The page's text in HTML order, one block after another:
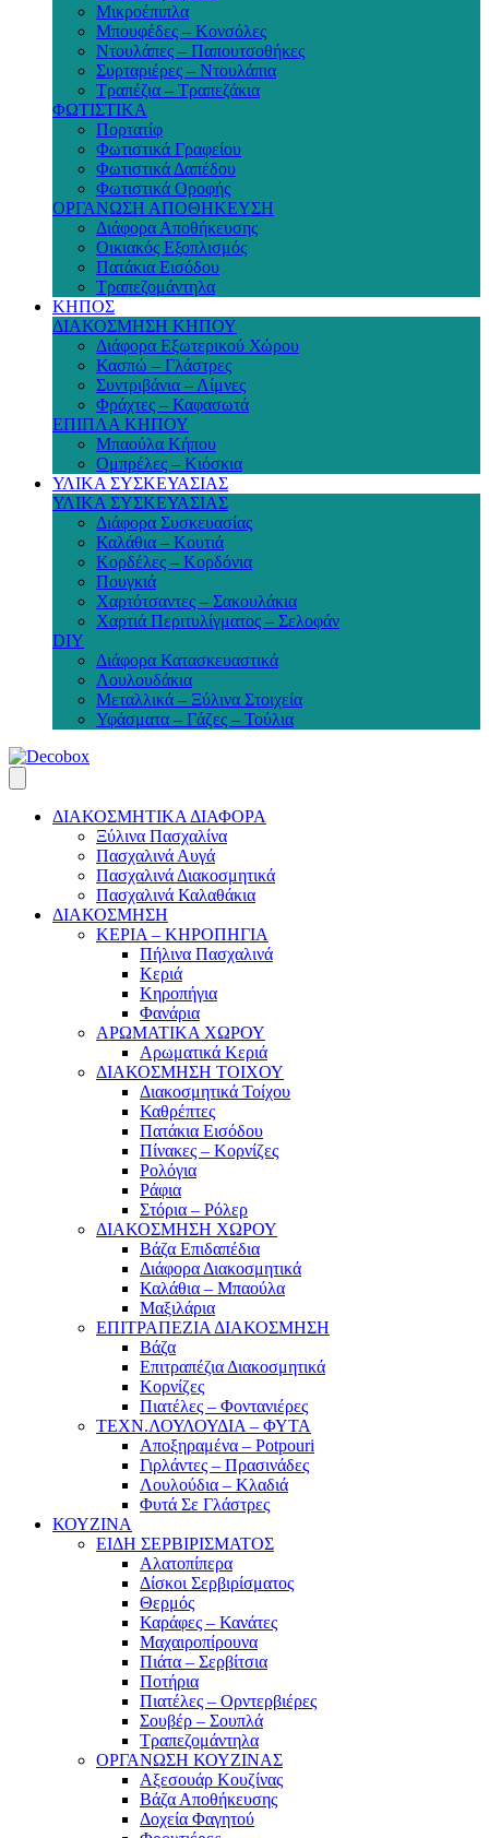
Μικροέπιπλα
Μπουφέδες – Κονσόλες
Ντουλάπες – Παπουτσοθήκες
Συρταριέρες – Ντουλάπια
Τραπέζια – Τραπεζάκια
ΦΩΤΙΣΤΙΚΑ
Πορτατίφ
Φωτιστικά Γραφείου
Φωτιστικά Δαπέδου
Φωτιστικά Οροφής
ΟΡΓΑΝΩΣΗ ΑΠΟΘΗΚΕΥΣΗ
Διάφορα Αποθήκευσης
Οικιακός Εξοπλισμός
Πατάκια Εισόδου
Τραπεζομάντηλα
ΚΗΠΟΣ
ΔΙΑΚΟΣΜΗΣΗ ΚΗΠΟΥ
Διάφορα Εξωτερικού Χώρου
Κασπώ – Γλάστρες
Συντριβάνια – Λίμνες
Φράχτες – Καφασωτά
ΕΠΙΠΛΑ ΚΗΠΟΥ
Μπαούλα Κήπου
Ομπρέλες – Κιόσκια
ΥΛΙΚΑ ΣΥΣΚΕΥΑΣΙΑΣ
ΥΛΙΚΑ ΣΥΣΚΕΥΑΣΙΑΣ
Διάφορα Συσκευασίας
Καλάθια – Κουτιά
Κορδέλες – Κορδόνια
Πουγκιά
Χαρτότσαντες – Σακουλάκια
Χαρτιά Περιτυλίγματος – Σελοφάν
DIY
Διάφορα Κατασκευαστικά
Λουλουδάκια
Μεταλλικά – Ξύλινα Στοιχεία
Υφάσματα – Γάζες – Τούλια
ΔΙΑΚΟΣΜΗΤΙΚΑ ΔΙΑΦΟΡΑ
Ξύλινα Πασχαλίνα
Πασχαλινά Αυγά
Πασχαλινά Διακοσμητικά
Πασχαλινά Καλαθάκια
ΔΙΑΚΟΣΜΗΣΗ
ΚΕΡΙΑ – ΚΗΡΟΠΗΓΙΑ
Πήλινα Πασχαλινά
Κεριά
Κηροπήγια
Φανάρια
ΑΡΩΜΑΤΙΚΑ ΧΩΡΟΥ
Αρωματικά Κεριά
ΔΙΑΚΟΣΜΗΣΗ ΤΟΙΧΟΥ
Διακοσμητικά Τοίχου
Καθρέπτες
Πατάκια Εισόδου
Πίνακες – Κορνίζες
Ρολόγια
Ράφια
Στόρια – Ρόλερ
ΔΙΑΚΟΣΜΗΣΗ ΧΩΡΟΥ
Βάζα Επιδαπέδια
Διάφορα Διακοσμητικά
Καλάθια – Μπαούλα
Μαξιλάρια
ΕΠΙΤΡΑΠΕΖΙΑ ΔΙΑΚΟΣΜΗΣΗ
Βάζα
Επιτραπέζια Διακοσμητικά
Κορνίζες
Πιατέλες – Φοντανιέρες
ΤΕΧΝ.ΛΟΥΛΟΥΔΙΑ – ΦΥΤΑ
Αποξηραμένα – Potpouri
Γιρλάντες – Πρασινάδες
Λουλούδια – Κλαδιά
Φυτά Σε Γλάστρες
ΚΟΥΖΙΝΑ
ΕΙΔΗ ΣΕΡΒΙΡΙΣΜΑΤΟΣ
Αλατοπίπερα
Δίσκοι Σερβιρίσματος
Θερμός
Καράφες – Κανάτες
Μαχαιροπίρουνα
Πιάτα – Σερβίτσια
Ποτήρια
Πιατέλες – Ορντερβιέρες
Σουβέρ – Σουπλά
Τραπεζομάντηλα
ΟΡΓΑΝΩΣΗ ΚΟΥΖΙΝΑΣ
Αξεσουάρ Κουζίνας
Βάζα Αποθήκευσης
Δοχεία Φαγητού